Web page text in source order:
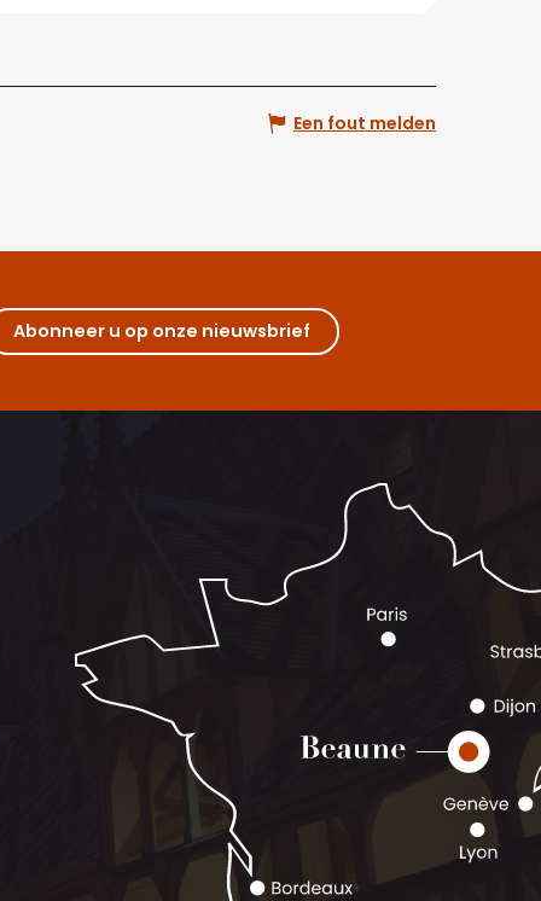
Een fout melden
Abonneer u op onze nieuwsbrief